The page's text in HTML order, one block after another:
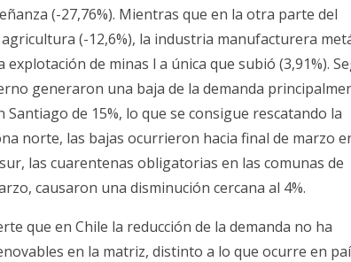
(-27,76%). Mientras que en la otra parte del
(-12,6%), la industria manufacturera
de minas l a única que subió (3,91%).
generaron una baja de la demanda
de 15%, lo que se consigue rescatando la
norte, las bajas ocurrieron hacia final de marzo
las cuarentenas obligatorias en las comunas de
causaron una disminución cercana al 4%.
que en Chile la reducción de la demanda no ha
en la matriz, distinto a lo que ocurre en